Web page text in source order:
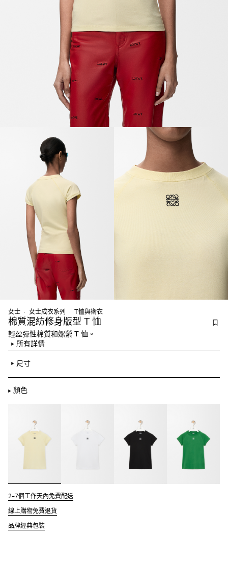
女士 女士成衣系列 T恤與衛衣
棉質混紡修身版型 T 恤
輕盈彈性棉質和嫘縈 T 恤。
所有詳情
尺寸
顏色
2–7個工作天內免費配送
線上購物免費退貨
品牌經典包裝